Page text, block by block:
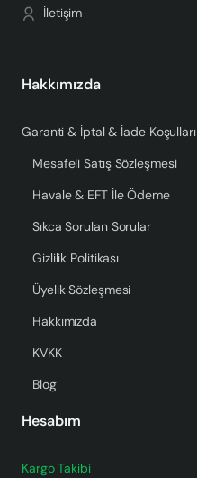
İletişim
Hakkımızda
Garanti & İptal & İade Koşulları
Mesafeli Satış Sözleşmesi
Havale & EFT İle Ödeme
Sıkca Sorulan Sorular
Gizlilik Politikası
Üyelik Sözleşmesi
Hakkımızda
KVKK
Blog
Hesabım
Kargo Takibi